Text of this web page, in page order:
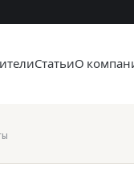
СтатьиО